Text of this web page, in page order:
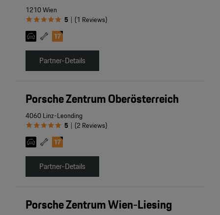
1210 Wien
5 | (1 Reviews)
Partner-Details
Porsche Zentrum Oberösterreich
4060 Linz-Leonding
5 | (2 Reviews)
Partner-Details
Porsche Zentrum Wien-Liesing